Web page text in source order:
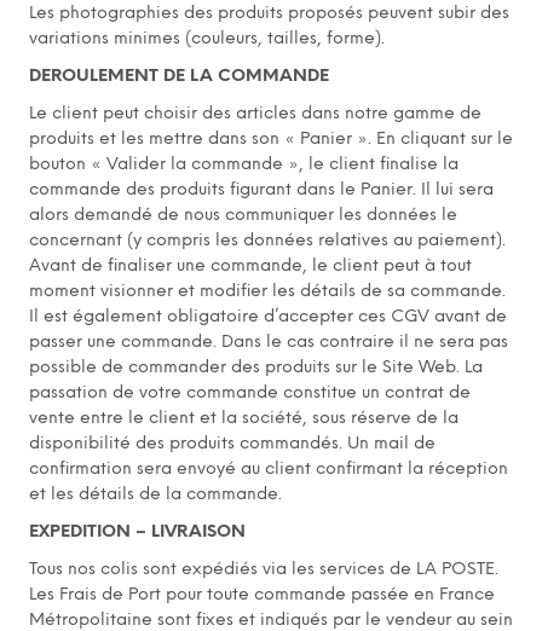
Les photographies des produits proposés peuvent subir des
variations minimes (couleurs, tailles, forme).
DEROULEMENT DE LA COMMANDE
Le client peut choisir des articles dans notre gamme de
produits et les mettre dans son « Panier ». En cliquant sur le
bouton « Valider la commande », le client finalise la
commande des produits figurant dans le Panier. Il lui sera
alors demandé de nous communiquer les données le
concernant (y compris les données relatives au paiement).
Avant de finaliser une commande, le client peut à tout
moment visionner et modifier les détails de sa commande.
Il est également obligatoire d’accepter ces CGV avant de
passer une commande. Dans le cas contraire il ne sera pas
possible de commander des produits sur le Site Web. La
passation de votre commande constitue un contrat de
vente entre le client et la société, sous réserve de la
disponibilité des produits commandés. Un mail de
confirmation sera envoyé au client confirmant la réception
et les détails de la commande.
EXPEDITION – LIVRAISON
Tous nos colis sont expédiés via les services de LA POSTE.
Les Frais de Port pour toute commande passée en France
Métropolitaine sont fixes et indiqués par le vendeur au sein